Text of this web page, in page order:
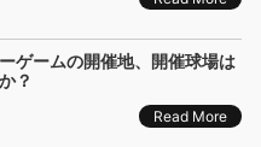
ゲームの開催地、開催球場は
？
Read More